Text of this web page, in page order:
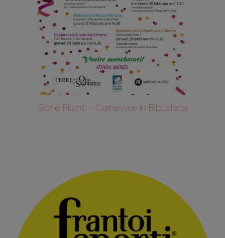
Storie Filanti – Carnevale In Biblioteca